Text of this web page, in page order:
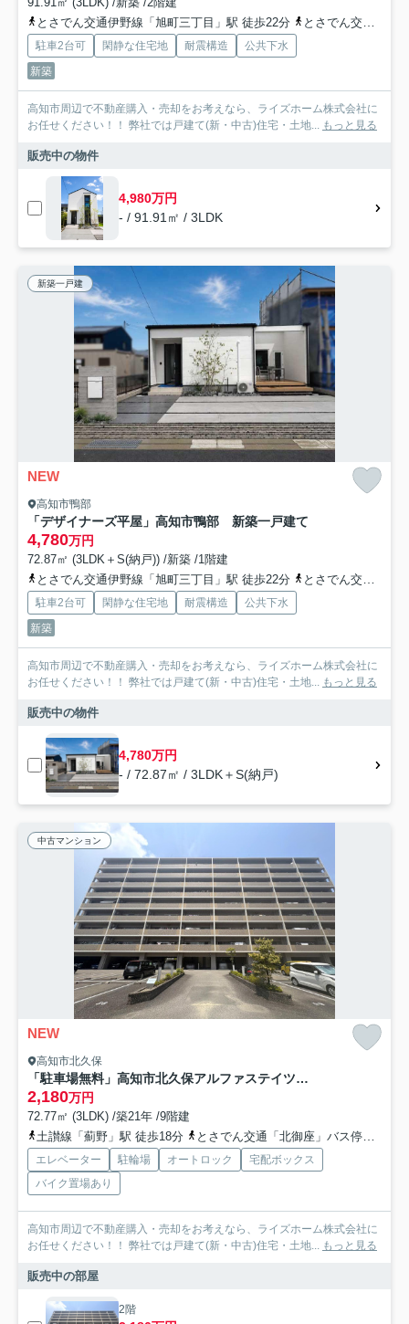
とさでん交通伊野線「旭町三丁目」駅 徒歩22分
とさでん交通「三所神社通」バス停下車 徒歩2分
駐車2台可 閑静な住宅地 耐震構造
公共下水
新築
高知市周辺で不動産購入・売却をお考えなら、ライズホーム株式会社に
お任せください！！ 弊社では戸建て(新・中古)住宅・土地... もっと見る
販売中の物件
4,980万円
- / 91.91㎡ / 3LDK
新築一戸建
NEW
高知市鴨部
「デザイナーズ平屋」高知市鴨部 新築一戸建て
4,780万円
72.87㎡ (3LDK＋S(納戸)) /新築 /1階建
とさでん交通伊野線「旭町三丁目」駅 徒歩22分
とさでん交通「三所神社通」バス停下車 徒歩2分
駐車2台可 閑静な住宅地 耐震構造
公共下水
新築
高知市周辺で不動産購入・売却をお考えなら、ライズホーム株式会社に
お任せください！！ 弊社では戸建て(新・中古)住宅・土地... もっと見る
販売中の物件
4,780万円
- / 72.87㎡ / 3LDK＋S(納戸)
中古マンション
NEW
高知市北久保
「駐車場無料」高知市北久保アルファステイツ北久保 中古マンション
2,180万円
72.77㎡ (3LDK) /築21年 /9階建
土讃線「薊野」駅 徒歩18分
とさでん交通「北御座」バス停下車 徒歩6分
エレベーター 駐輪場 オートロック
宅配ボックス
バイク置場あり
高知市周辺で不動産購入・売却をお考えなら、ライズホーム株式会社に
お任せください！！ 弊社では戸建て(新・中古)住宅・土地... もっと見る
販売中の部屋
2階